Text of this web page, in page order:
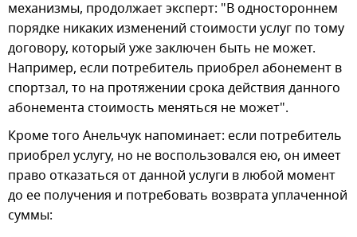
механизмы, продолжает эксперт: "В одностороннем
порядке никаких изменений стоимости услуг по тому
договору, который уже заключен быть не может.
Например, если потребитель приобрел абонемент в
спортзал, то на протяжении срока действия данного
абонемента стоимость меняться не может".
Кроме того Анельчук напоминает: если потребитель
приобрел услугу, но не воспользовался ею, он имеет
право отказаться от данной услуги в любой момент
до ее получения и потребовать возврата уплаченной
суммы: